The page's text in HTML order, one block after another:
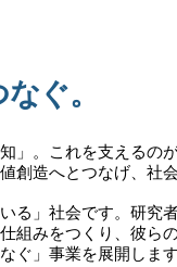
ぐ。
」。これを支えるの
創造へとつなげ、社
る」社会です。研究
組みをつくり、彼ら
ぐ」事業を展開します